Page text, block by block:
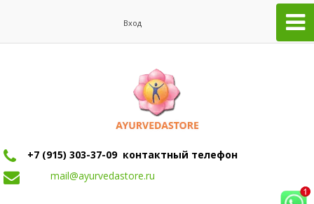
Вход
+7 (915) 303-37-09 контактный телефон
mail@ayurvedastore.ru